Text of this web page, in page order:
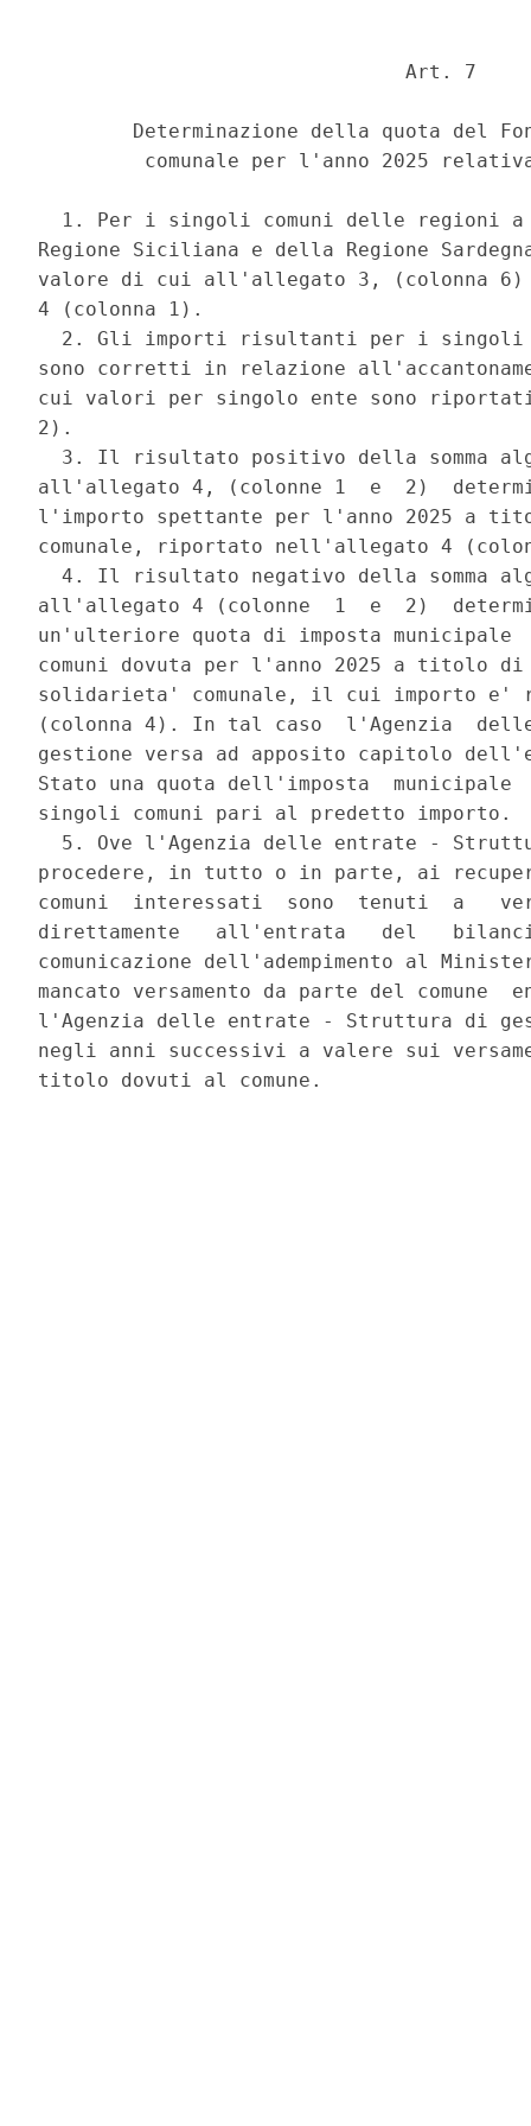
                               Art. 7
Determinazione della quota del
comunale per l'anno 2025
1. Per i singoli comuni delle regioni
Regione Siciliana e della Regione
valore di cui all'allegato 3, (colonna
4 (colonna 1).
2. Gli importi risultanti per i
sono corretti in relazione
cui valori per singolo ente sono
2).
3. Il risultato positivo della somma
all'allegato 4, (colonne 1  e  2)
l'importo spettante per l'anno 2025 a
comunale, riportato nell'allegato 4
4. Il risultato negativo della somma
all'allegato 4 (colonne  1  e  2)
un'ulteriore quota di imposta
comuni dovuta per l'anno 2025 a titolo
solidarieta' comunale, il cui importo
(colonna 4). In tal caso  l'Agenzia
gestione versa ad apposito capitolo
Stato una quota dell'imposta
singoli comuni pari al predetto importo.
5. Ove l'Agenzia delle entrate -
procedere, in tutto o in parte, ai
comuni  interessati  sono  tenuti  a
direttamente   all'entrata   del
comunicazione dell'adempimento al
mancato versamento da parte del
l'Agenzia delle entrate - Struttura di
negli anni successivi a valere sui